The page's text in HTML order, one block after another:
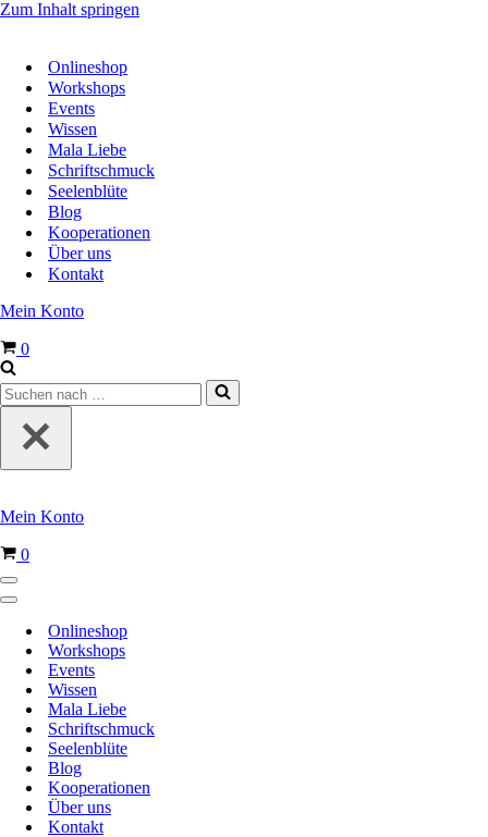
Zum Inhalt springen
Onlineshop
Workshops
Events
Wissen
Mala Liebe
Schriftschmuck
Seelenblüte
Blog
Kooperationen
Über uns
Kontakt
Mein Konto
Warenkorb
0
Suchen
nach …
Mein Konto
Warenkorb
0
Navigationsmenü
Navigationsmenü
Onlineshop
Workshops
Events
Wissen
Mala Liebe
Schriftschmuck
Seelenblüte
Blog
Kooperationen
Über uns
Kontakt